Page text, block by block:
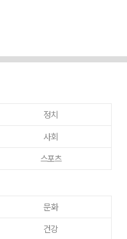
정치
사회
스포츠
문화
건강